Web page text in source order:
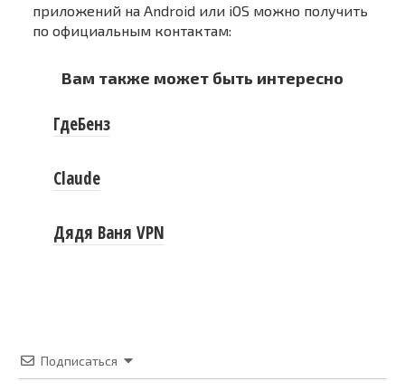
приложений на Android или iOS можно получить
по официальным контактам:
Вам также может быть интересно
ГдеБенз
Claude
Дядя Ваня VPN
Подписаться